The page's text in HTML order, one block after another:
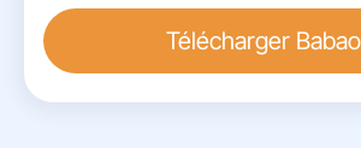
Télécharger